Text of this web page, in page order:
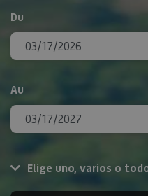
Du
Au
Elige uno, varios o